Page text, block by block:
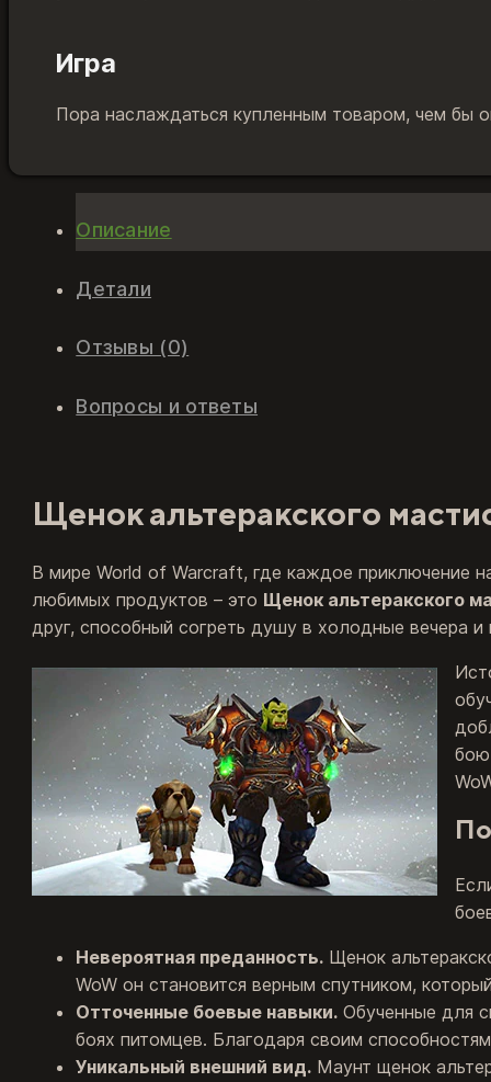
Игра
Пора наслаждаться купленным товаром, чем бы
Описание
Детали
Отзывы (0)
Вопросы и ответы
Щенок альтеракского
В мире World of Warcraft, где каждое приключение
любимых продуктов – это Щенок альтеракского
друг, способный согреть душу в холодные вечера
бою
Невероятная преданность. Щенок
WoW он становится верным спутником,
Отточенные боевые навыки. Обученные для
боях питомцев. Благодаря своим
Уникальный внешний вид. Маунт щенок